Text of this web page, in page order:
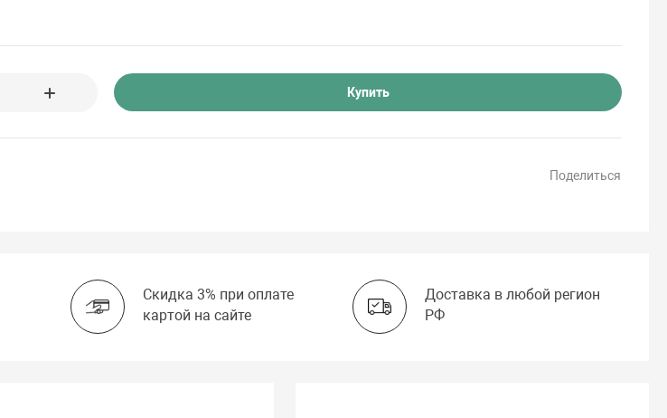
Купить
Поделиться
Скидка 3% при оплате
картой на сайте
Доставка в любой регион
РФ